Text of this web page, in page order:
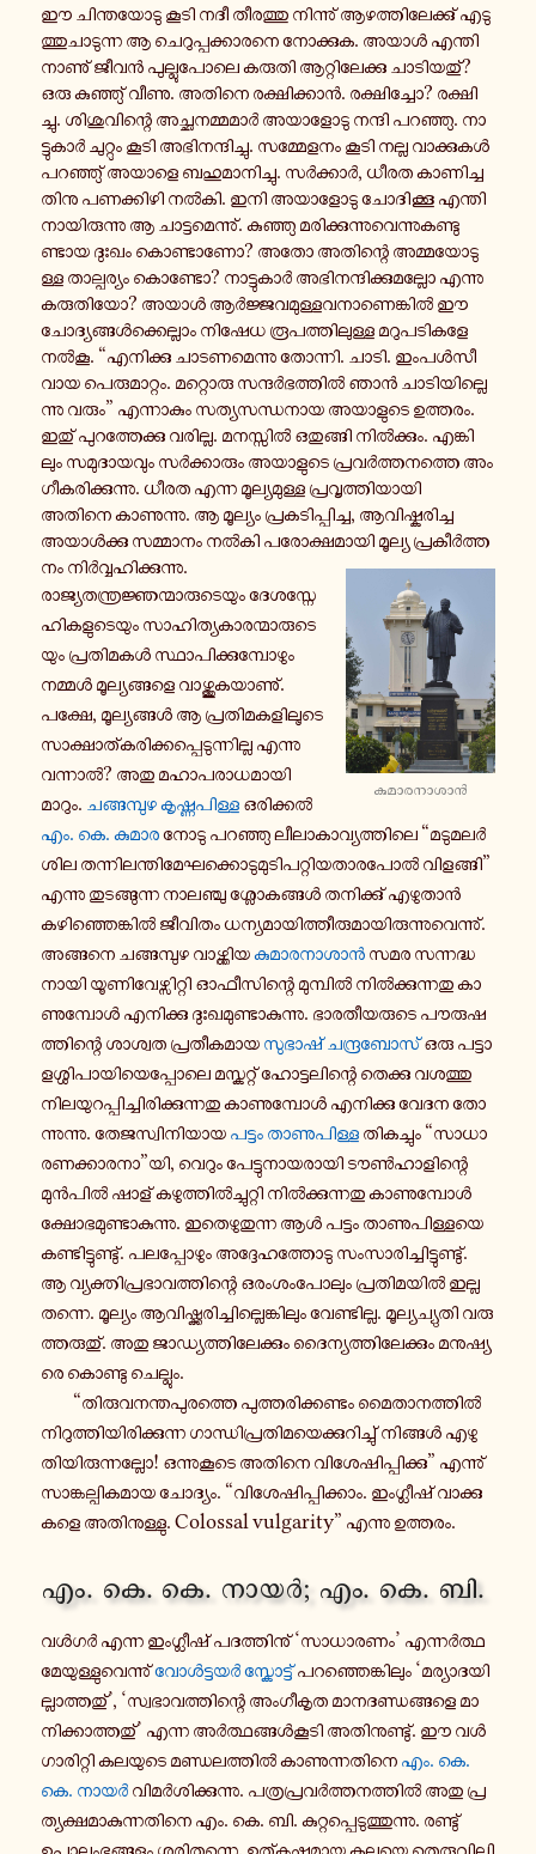
ഈ ചി​ന്ത​യോ​ടു കൂടി നദീ തീ​ര​ത്തു നി​ന്നു് ആഴ​ത്തി​ലേ​ക്കു് എടു​
ത്തു​ചാ​ടു​ന്ന ആ ചെ​റു​പ്പ​ക്കാ​ര​നെ നോ​ക്കുക. അയാൾ എന്തി​
നാ​ണു് ജീവൻ പു​ല്ലു​പോ​ലെ കരുതി ആറ്റി​ലേ​ക്കു ചാ​ടി​യ​തു്?
ഒരു കു​ഞ്ഞു് വീണു. അതിനെ രക്ഷി​ക്കാൻ. രക്ഷി​ച്ചോ? രക്ഷി​
ച്ചു. ശി​ശു​വി​ന്റെ അച്ഛ​ന​മ്മ​മാർ അയാ​ളോ​ടു നന്ദി പറ​ഞ്ഞു. നാ​
ട്ടു​കാർ ചു​റ്റും കൂടി അഭി​ന​ന്ദി​ച്ചു. സമ്മേ​ള​നം കൂടി നല്ല വാ​ക്കു​കൾ
പറ​ഞ്ഞു് അയാളെ ബഹു​മാ​നി​ച്ചു. സർ​ക്കാർ, ധീരത കാ​ണി​ച്ച​
തി​നു പണ​ക്കി​ഴി നൽകി. ഇനി അയാ​ളോ​ടു ചോ​ദി​ക്കൂ എന്തി​
നാ​യി​രു​ന്നു ആ ചാ​ട്ട​മെ​ന്നു്. കു​ഞ്ഞു മരി​ക്കു​ന്നു​വെ​ന്നു​ക​ണ്ടു​
ണ്ടായ ദുഃഖം കൊ​ണ്ടാ​ണോ? അതോ അതി​ന്റെ അമ്മ​യോ​ടു​
ള്ള താ​ല്പ​ര്യം കൊ​ണ്ടോ? നാ​ട്ടു​കാർ അഭി​ന​ന്ദി​ക്കു​മ​ല്ലോ എന്നു
കരു​തി​യോ? അയാൾ ആർ​ജ്ജ​വ​മു​ള്ള​വ​നാ​ണെ​ങ്കിൽ ഈ
ചോ​ദ്യ​ങ്ങൾ​ക്കെ​ല്ലാം നിഷേധ രൂ​പ​ത്തി​ലു​ള്ള മറു​പ​ടി​ക​ളേ
നൽകൂ. “എനി​ക്കു ചാ​ട​ണ​മെ​ന്നു തോ​ന്നി. ചാടി. ഇം​പൾ​സീ​
വായ പെ​രു​മാ​റ്റം. മറ്റൊ​രു സന്ദർ​ഭ​ത്തിൽ ഞാൻ ചാ​ടി​യി​ല്ലെ​
ന്നു വരും” എന്നാ​കും സത്യ​സ​ന്ധ​നായ അയാ​ളു​ടെ ഉത്ത​രം.
ഇതു് പു​റ​ത്തേ​ക്കു വരി​ല്ല. മന​സ്സിൽ ഒതു​ങ്ങി നിൽ​ക്കും. എങ്കി​
ലും സമു​ദാ​യ​വും സർ​ക്കാ​രും അയാ​ളു​ടെ പ്ര​വർ​ത്ത​ന​ത്തെ അം​
ഗീ​ക​രി​ക്കു​ന്നു. ധീരത എന്ന മൂ​ല്യ​മു​ള്ള പ്ര​വൃ​ത്തി​യാ​യി
അതിനെ കാ​ണു​ന്നു. ആ മൂ​ല്യം പ്ര​ക​ടി​പ്പി​ച്ച, ആവി​ഷ്ക​രി​ച്ച
അയാൾ​ക്കു സമ്മാ​നം നൽകി പരോ​ക്ഷ​മാ​യി മൂല്യ പ്ര​കീർ​ത്ത​
നം നിർ​വ്വ​ഹി​ക്കു​ന്നു.
കു​മാ​ര​നാ​ശാൻ
രാ​ജ്യ​ത​ന്ത്ര​ജ്ഞ​ന്മാ​രു​ടെ​യും ദേ​ശ​സ്നേ​
ഹി​ക​ളു​ടെ​യും സാ​ഹി​ത്യ​കാ​ര​ന്മാ​രു​ടെ​
യും പ്ര​തി​മ​കൾ സ്ഥാ​പി​ക്കു​മ്പോ​ഴും
നമ്മൾ മൂ​ല്യ​ങ്ങ​ളെ വാ​ഴ്ത്തു​ക​യാ​ണു്.
പക്ഷേ, മൂ​ല്യ​ങ്ങൾ ആ പ്ര​തി​മ​ക​ളി​ലൂ​ടെ
സാ​ക്ഷാ​ത്ക​രി​ക്ക​പ്പെ​ടു​ന്നി​ല്ല എന്നു
വന്നാൽ? അതു മഹാ​പ​രാ​ധ​മാ​യി
മാറും. ചങ്ങ​മ്പുഴ കൃ​ഷ്ണ​പി​ള്ള ഒരി​ക്കൽ
എം. കെ. കുമാരനോടു പറ​ഞ്ഞു ലീ​ലാ​കാ​വ്യ​ത്തി​ലെ “മടു​മ​ലർ​
ശില തന്നി​ല​ന്തി​മേ​ഘ​ക്കൊ​ടു​മു​ടി​പ​റ്റി​യ​താ​ര​പോൽ വി​ള​ങ്ങി”
എന്നു തു​ട​ങ്ങു​ന്ന നാ​ല​ഞ്ചു ശ്ലോ​ക​ങ്ങൾ തനി​ക്കു് എഴു​താൻ
കഴി​ഞ്ഞെ​ങ്കിൽ ജീ​വി​തം ധന്യ​മാ​യി​ത്തീ​രു​മാ​യി​രു​ന്നു​വെ​ന്നു്.
അങ്ങ​നെ ചങ്ങ​മ്പുഴ വാ​ഴ്ത്തിയകു​മാ​ര​നാ​ശാൻ സമര സന്ന​ദ്ധ​
നാ​യി യൂ​ണി​വേ​ഴ്സി​റ്റി ഓഫീ​സി​ന്റെ മു​മ്പിൽ നിൽ​ക്കു​ന്ന​തു കാ​
ണു​മ്പോൾ എനി​ക്കു ദുഃ​ഖ​മു​ണ്ടാ​കു​ന്നു. ഭാ​ര​തീ​യ​രു​ടെ പൗ​രു​ഷ​
ത്തി​ന്റെ ശാ​ശ്വത പ്ര​തീ​ക​മായ സു​ഭാ​ഷ് ചന്ദ്ര​ബോ​സ്ഒരു പട്ടാ​
ള​ശ്ശി​പാ​യി​യെ​പ്പോ​ലെ മസ്ക​റ്റ് ഹോ​ട്ട​ലി​ന്റെ തെ​ക്കു വശ​ത്തു
നി​ല​യു​റ​പ്പി​ച്ചി​രി​ക്കു​ന്ന​തു കാ​ണു​മ്പോൾ എനി​ക്കു വേദന തോ​
ന്നു​ന്നു. തേ​ജ​സ്വി​നി​യായ പട്ടം താ​ണു​പി​ള്ള തി​ക​ച്ചും “സാ​ധാ​
ര​ണ​ക്കാ​ര​നാ”യി, വെറും പേ​ട്ടു​നാ​യ​രാ​യി ടൗൺ​ഹാ​ളി​ന്റെ
മുൻ​പിൽ ഷാള് കഴു​ത്തിൽ​ച്ചു​റ്റി നിൽ​ക്കു​ന്ന​തു കാ​ണു​മ്പോൾ
ക്ഷോ​ഭ​മു​ണ്ടാ​കു​ന്നു. ഇതെ​ഴു​തു​ന്ന ആൾ പട്ടം താ​ണു​പി​ള്ള​യെ
കണ്ടി​ട്ടു​ണ്ടു്. പല​പ്പോ​ഴും അദ്ദേ​ഹ​ത്തോ​ടു സം​സാ​രി​ച്ചി​ട്ടു​ണ്ടു്.
ആ വ്യ​ക്തി​പ്ര​ഭാ​വ​ത്തി​ന്റെ ഒരം​ശം​പോ​ലും പ്ര​തി​മ​യിൽ ഇല്ല​
ത​ന്നെ. മൂ​ല്യം ആവി​ഷ്ക്ക​രി​ച്ചി​ല്ലെ​ങ്കി​ലും വേ​ണ്ടി​ല്ല. മൂ​ല്യ​ച്യു​തി വരു​
ത്ത​രു​തു്. അതു ജാ​ഡ്യ​ത്തി​ലേ​ക്കും ദൈ​ന്യ​ത്തി​ലേ​ക്കും മനു​ഷ്യ​
രെ കൊ​ണ്ടു ചെ​ല്ലും.
“തി​രു​വ​ന​ന്ത​പു​ര​ത്തെ പു​ത്ത​രി​ക്ക​ണ്ടം മൈ​താ​ന​ത്തിൽ
നി​റു​ത്തി​യി​രി​ക്കു​ന്ന ഗാ​ന്ധി​പ്ര​തി​മ​യെ​ക്കു​റി​ച്ചു് നി​ങ്ങൾ എഴു​
തി​യി​രു​ന്ന​ല്ലോ! ഒന്നു​കൂ​ടെ അതിനെ വി​ശേ​ഷി​പ്പി​ക്കു” എന്നു്
സാ​ങ്ക​ല്പി​ക​മായ ചോ​ദ്യം. “വി​ശേ​ഷി​പ്പി​ക്കാം. ഇം​ഗ്ലീ​ഷ് വാ​ക്കു​
ക​ളെ അതി​നു​ള്ളു. Colossal vulgarity” എന്നു ഉത്ത​രം.
എം. കെ. കെ. നായർ; എം. കെ. ബി.
വൾഗർ എന്ന ഇം​ഗ്ലീ​ഷ് പദ​ത്തി​നു് ‘സാ​ധാ​ര​ണം’ എന്നർ​ത്ഥ​
മേ​യു​ള്ളു​വെ​ന്നു്വോൾ​ട്ട​യർ സ്കോ​ട്ട്പറ​ഞ്ഞെ​ങ്കി​ലും ‘മര്യാ​ദ​യി​
ല്ലാ​ത്ത​തു്’, ‘സ്വ​ഭാ​വ​ത്തി​ന്റെ അം​ഗീ​കൃത മാ​ന​ദ​ണ്ഡ​ങ്ങ​ളെ മാ​
നി​ക്കാ​ത്ത​തു്’ എന്ന അർ​ത്ഥ​ങ്ങൾ​കൂ​ടി അതി​നു​ണ്ടു്. ഈ വൾ​
ഗാ​രി​റ്റി കല​യു​ടെ മണ്ഡ​ല​ത്തിൽ കാ​ണു​ന്ന​തി​നെ എം. കെ.
കെ. നായർ വി​മർ​ശി​ക്കു​ന്നു. പത്ര​പ്ര​വർ​ത്ത​ന​ത്തിൽ അതു പ്ര​
ത്യ​ക്ഷ​മാ​കു​ന്ന​തി​നെ എം. കെ. ബി. കു​റ്റ​പ്പെ​ടു​ത്തു​ന്നു. രണ്ടു്
ഉപാ​ലം​ഭ​ങ്ങ​ളും ശരി​ത​ന്നെ. ഉത്കൃ​ഷ്ട​മായ കലയെ തെ​രു​വി​ലി​